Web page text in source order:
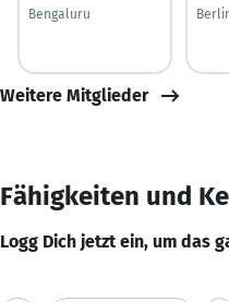
Bengaluru
Weitere Mitglieder
Fähigkeiten und
Logg Dich jetzt ein, um das